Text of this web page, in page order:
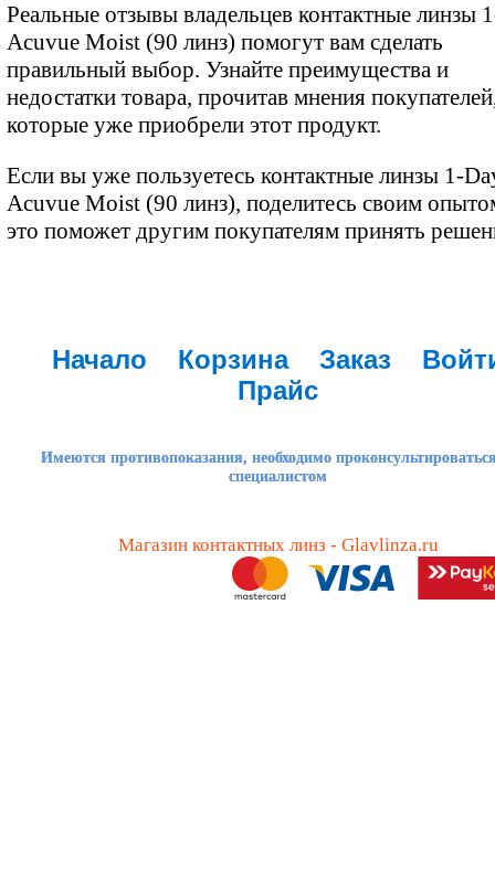
Реальные отзывы владельцев контактные линзы
Acuvue Moist (90 линз) помогут вам сделать
правильный выбор. Узнайте преимущества и
недостатки товара, прочитав мнения
которые уже приобрели этот продукт.
Если вы уже пользуетесь контактные линзы 1-
Acuvue Moist (90 линз), поделитесь своим
это поможет другим покупателям принять
Начало Корзина Заказ
Прайс
Имеются противопоказания, необходимо
специалистом
Магазин контактных линз - Glavlinza.ru